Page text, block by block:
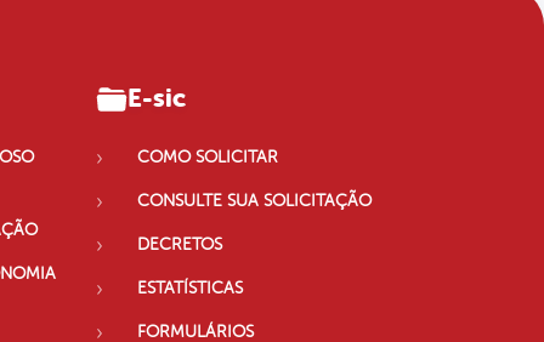
E-sic
COMO SOLICITAR
CONSULTE SUA SOLICITAÇÃO
DECRETOS
ESTATÍSTICAS
FORMULÁRIOS